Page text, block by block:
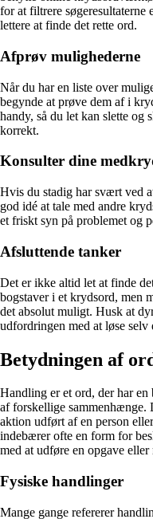
for at filtrere søgeresultaterne
lettere at finde det rette ord.
Afprøv mulighederne
Når du har en liste over
begynde at prøve dem af i
handy, så du let kan slette og
korrekt.
Konsulter dine
Hvis du stadig har svært ved
god idé at tale med andre
et friskt syn på problemet og
Afsluttende tanker
Det er ikke altid let at finde
bogstaver i et krydsord, men
det absolut muligt. Husk at
udfordringen med at løse
Betydningen af
Handling er et ord, der har
af forskellige sammenhænge.
aktion udført af en person
indebærer ofte en form for
med at udføre en opgave eller
Fysiske handlinger
Mange gange refererer